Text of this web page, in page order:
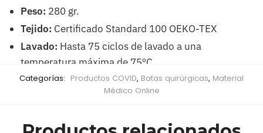
Peso: 280 gr.
Tejido: Certificado Standard 100 OEKO-TEX
Lavado: Hasta 75 ciclos de lavado a una
temperatura máxima de 75ºC.
Categorías: Productos COVID, Batas quirúrgicas, Material
Médico Online